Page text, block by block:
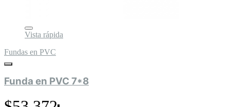
Vista rápida
Fundas en PVC
Funda en PVC 7*8